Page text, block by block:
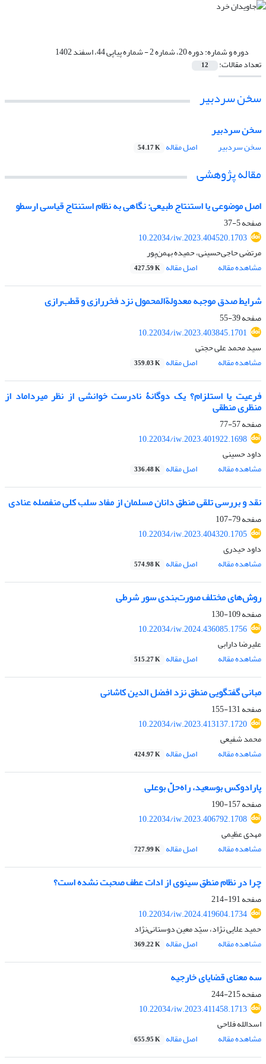
دوره و شماره:دوره 20، شماره 2 - شماره پیاپی 44، اسفند 1402
تعداد مقالات: 12
سخن سردبیر
سخن سردبیر
سخن سردبیر اصل مقاله 54.17 K
مقاله پژوهشی
اصل موضوعی یا استنتاج طبیعی: نگاهی به نظام استنتاج قیاسی ارسطو
صفحه5-37
10.22034/iw.2023.404520.1703
مرتضی حاجی‌حسینی، حمیده بهمن‌پور
مشاهده مقاله
اصل مقاله 427.59 K
شرایط صدق موجبه معدولة‌المحمول نزد فخر‌رازی و قطب‌رازی
صفحه39-55
10.22034/iw.2023.403845.1701
سید محمد علی حجتی
مشاهده مقاله
اصل مقاله 359.03 K
فرعیت یا استلزام؟ یک دوگانۀ نادرست خوانشی از نظر میرداماد از
منظری منطقی
صفحه57-77
10.22034/iw.2023.401922.1698
داود حسینی
مشاهده مقاله
اصل مقاله 336.48 K
نقد و بررسی تلقی منطق دانان مسلمان از مفاد سلب کلی منفصله عنادی
صفحه79-107
10.22034/iw.2023.404320.1705
داود حیدری
مشاهده مقاله
اصل مقاله 574.98 K
روش‌های مختلف صورت‌بندی سور شرطی
صفحه109-130
10.22034/iw.2024.436085.1756
علیرضا دارابی
مشاهده مقاله
اصل مقاله 515.27 K
مبانی گفتگویی منطق نزد افضل الدین کاشانی
صفحه131-155
10.22034/iw.2023.413137.1720
محمد شفیعی
مشاهده مقاله
اصل مقاله 424.97 K
پارادوکس بوسعید، راه‌حلّ بوعلی
صفحه157-190
10.22034/iw.2023.406792.1708
مهدی عظیمی
مشاهده مقاله
اصل مقاله 727.99 K
چرا در نظام منطق سینوی از ادات عطف صحبت نشده است؟
صفحه191-214
10.22034/iw.2024.419604.1734
حمید علایی نژاد، سیّد معین دوستانی‌نژاد
مشاهده مقاله
اصل مقاله 369.22 K
سه معنای قضایای خارجیه
صفحه215-244
10.22034/iw.2023.411458.1713
اسدالله فلاحی
مشاهده مقاله
اصل مقاله 655.95 K